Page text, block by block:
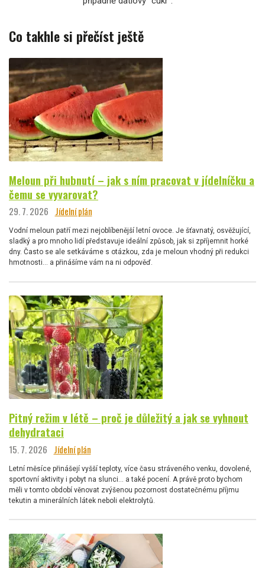
Co takhle si přečíst ještě
Meloun při hubnutí – jak s ním pracovat v jídelníčku a
čemu se vyvarovat?
29. 7. 2026 Jídelní plán
Vodní meloun patří mezi nejoblíbenější letní ovoce. Je šťavnatý, osvěžující,
sladký a pro mnoho lidí představuje ideální způsob, jak si zpříjemnit horké
dny. Často se ale setkáváme s otázkou, zda je meloun vhodný při redukci
hmotnosti… a přinášíme vám na ni odpověď.
Pitný režim v létě – proč je důležitý a jak se vyhnout
dehydrataci
15. 7. 2026 Jídelní plán
Letní měsíce přinášejí vyšší teploty, více času stráveného venku, dovolené,
sportovní aktivity i pobyt na slunci… a také pocení. A právě proto bychom
měli v tomto období věnovat zvýšenou pozornost dostatečnému příjmu
tekutin a minerálních látek neboli elektrolytů.